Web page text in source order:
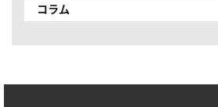
コラム